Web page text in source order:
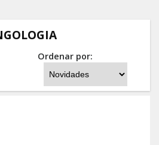
Ordenar por: